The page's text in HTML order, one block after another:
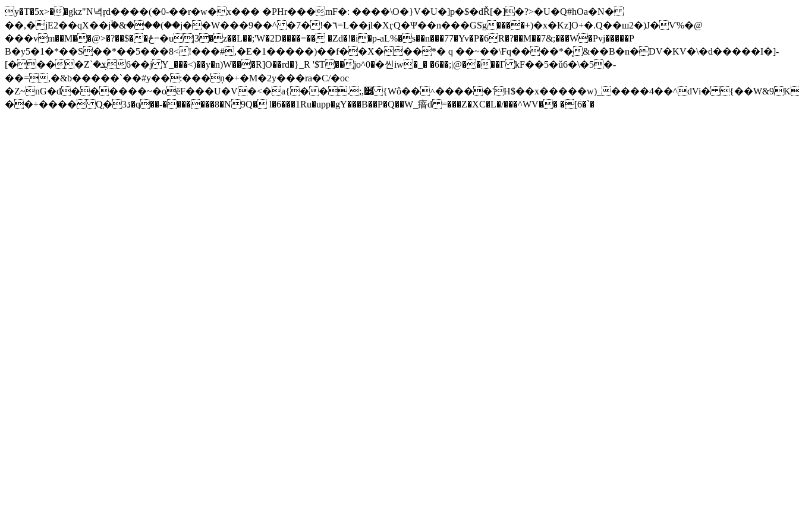
y�T�5x>��gkz"N녁ŗd����(�0-��r�w�x��� �PHr���mF�: ����\O�}V�U�]p�$�dŘ[�]�?>�U�Q#hOa�N�
��,�jE2��qX��jۙ�&���(��j��W���9��^ �7�!�٦=L��jl�XӷQ�Ψ��n���GSٙg����+)�x�Kz]O+�.Q��ш2�)J�Ѵ%�@
���vm��M��@>�?��$��ځ=�u|3�z��L��;'W�2D����=�� �Zd�!�i�p-aL%�s��n���77�Yv�P�6R�?��M��7&;���W�Pvj�����P
Β�y5�1�*��S��*��5���8<!���#,�E�1�����)��f��X���*� q ��~��\Fq����*�̙&��B�n�DV�KV�\�d�����I�]-
[����Zܮ�`��6j Y_���<)��y�n)W���R]O��rd�}_R '$T��jo^0�֔�씬iw�_� �6��;|@����Г kF��5�ǔ6�\�5�-
��=,�&b�����`��#y��:���ņ�+�M�2y���ra�C/�oc
�Z~nG�d������~�oëF���U�V�<�a{��.;,׵ {Wô��˄�����'H$��x�����w)_����4��^dVi� {��W&9K��>�����ĕ>5@%kg
��+���� Q֚�ڌ3�q��-�������8�N9Q� l�6���1Ru�upp�gY���B��P�Q��W_瘖d =���Z�XC�L�/���^WV�� �[6�`�